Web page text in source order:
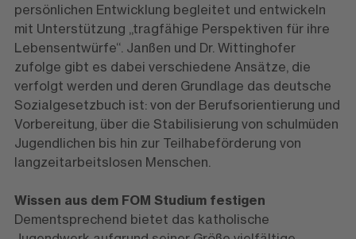
persönlichen Entwicklung begleitet und entwickeln
mit Unterstützung „tragfähige Perspektiven für ihre
Lebensentwürfe“. Janßen und Dr. Wittinghofer
zufolge gibt es dabei verschiedene Ansätze, die
verfolgt werden und deren Grundlage das deutsche
Sozialgesetzbuch ist: von der Berufsorientierung und
Vorbereitung, über die Stabilisierung von schulmüden
Jugendlichen bis hin zur Teilhabeförderung von
langzeitarbeitslosen Menschen.
Wissen aus dem FOM Studium festigen
Dementsprechend bietet das katholische